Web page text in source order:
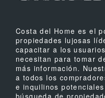
Costa del Home es el
propiedades lujosas
capacitar a los
necesitan para tomar
más información.
a todos los
e inquilinos